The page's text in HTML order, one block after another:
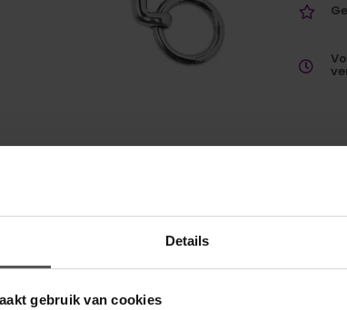
Details
gebruik van cookies
voedselveilig PU, wat zorgt voor een warmer
kern garandeert breukvastheid en veiligheid.